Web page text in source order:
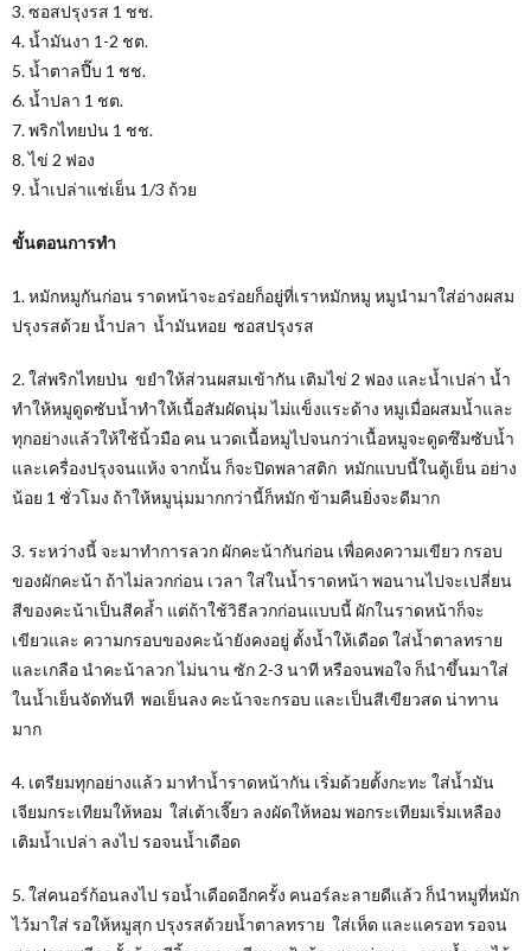
3. ซอสปรุงรส 1 ชช.
4. น้ำมันงา 1-2 ชต.
5. น้ำตาลปี๊บ 1 ชช.
6. น้ำปลา 1 ชต.
7. พริกไทยป่น 1 ชช.
8. ไข่ 2 ฟอง
9. น้ำเปล่าแช่เย็น 1/3 ถ้วย
ขั้นตอนการทำ
1. หมักหมูกันก่อน ราดหน้าจะอร่อยก็อยู่ที่เราหมักหมู หมูนำมาใส่อ่างผสม
ปรุงรสด้วย น้ำปลา น้ำมันหอย ซอสปรุงรส
2. ใส่พริกไทยป่น ขยำให้ส่วนผสมเข้ากัน เติมไข่ 2 ฟอง และน้ำเปล่า น้ำ
ทำให้หมูดูดซับน้ำทำให้เนื้อสัมผัดนุ่ม ไม่แข็งแระด้าง หมูเมื่อผสมน้ำและ
ทุกอย่างแล้วให้ใช้นิ้วมือ คน นวดเนื้อหมูไปจนกว่าเนื้อหมูจะดูดซึมซับน้ำ
และเครื่องปรุงจนแห้ง จากนั้น ก็จะปิดพลาสติก หมักแบบนี้ในตู้เย็น อย่าง
น้อย 1 ชั่วโมง ถ้าให้หมูนุ่มมากกว่านี้ก็หมัก ข้ามคืนยิ่งจะดีมาก
3. ระหว่างนี้ จะมาทำการลวก ผักคะน้ากันก่อน เพื่อคงความเขียว กรอบ
ของผักคะน้า ถ้าไม่ลวกก่อน เวลา ใส่ในน้ำราดหน้า พอนานไปจะเปลี่ยน
สีของคะน้าเป็นสีคล้ำ แต่ถ้าใช้วิธีลวกก่อนแบบนี้ ผักในราดหน้าก็จะ
เขียวและ ความกรอบของคะน้ายังคงอยู่ ตั้งน้ำให้เดือด ใส่น้ำตาลทราย
และเกลือ นำคะน้าลวก ไม่นาน ซัก 2-3 นาที หรือจนพอใจ ก็นำขึ้นมาใส่
ในน้ำเย็นจัดทันที พอเย็นลง คะน้าจะกรอบ และเป็นสีเขียวสด น่าทาน
มาก
4. เตรียมทุกอย่างแล้ว มาทำน้ำราดหน้ากัน เริ่มด้วยตั้งกะทะ ใส่น้ำมัน
เจียมกระเทียมให้หอม ใส่เต้าเจี๊ยว ลงผัดให้หอม พอกระเทียมเริ่มเหลือง
เติมน้ำเปล่า ลงไป รอจนน้ำเดือด
5. ใส่คนอร์ก้อนลงไป รอน้ำเดือดอีกครั้ง คนอร์ละลายดีแล้ว ก็นำหมูที่หมัก
ไว้มาใส่ รอให้หมูสุก ปรุงรสด้วยน้ำตาลทราย ใส่เห็ด และแครอท รอจน